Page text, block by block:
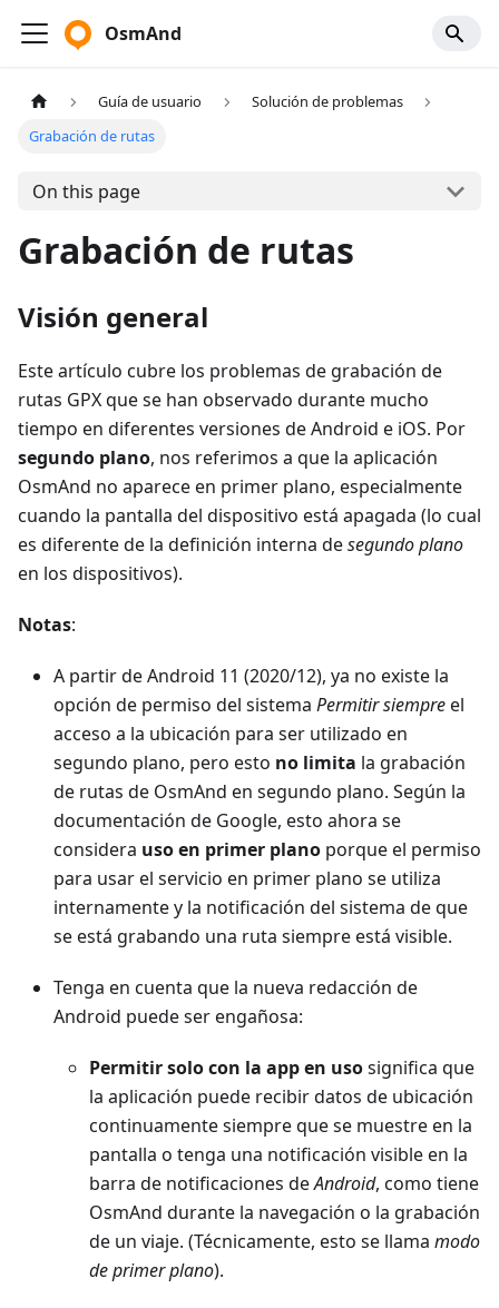
OsmAnd
Guía de usuario
Solución de problemas
Grabación de rutas
On this page
Grabación de rutas
Visión general
Este artículo cubre los problemas de grabación de
rutas GPX que se han observado durante mucho
tiempo en diferentes versiones de Android e iOS. Por
segundo plano, nos referimos a que la aplicación
OsmAnd no aparece en primer plano, especialmente
cuando la pantalla del dispositivo está apagada (lo cual
es diferente de la definición interna desegundo plano
en los dispositivos).
Notas:
A partir de Android 11 (2020/12), ya no existe la
opción de permiso del sistema Permitir siempreel
acceso a la ubicación para ser utilizado en
segundo plano, pero esto no limita la grabación
de rutas de OsmAnd en segundo plano. Según la
documentación de Google, esto ahora se
considera uso en primer plano porque el permiso
para usar el servicio en primer plano se utiliza
internamente y la notificación del sistema de que
se está grabando una ruta siempre está visible.
Tenga en cuenta que la nueva redacción de
Android puede ser engañosa:
Permitir solo con la app en usosignifica que
la aplicación puede recibir datos de ubicación
continuamente siempre que se muestre en la
pantalla o tenga una notificación visible en la
barra de notificaciones deAndroid, como tiene
OsmAnd durante la navegación o la grabación
de un viaje. (Técnicamente, esto se llama modo
de primer plano).